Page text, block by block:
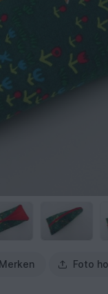
Merken Foto